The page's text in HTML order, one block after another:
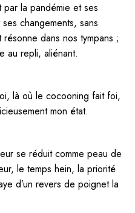
la pandémie et ses
changements, sans
dans nos tympans ;
au repli, aliénant.
là où le cocooning fait foi,
mon état.
se réduit comme peau de
le temps hein, la priorité
d’un revers de poignet la